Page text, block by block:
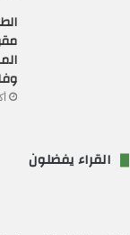
القراء يفضلون